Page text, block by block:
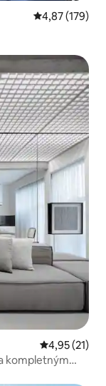
Priemerné
4,87 (179)
Priemerné
4,95 (21)
kompletným